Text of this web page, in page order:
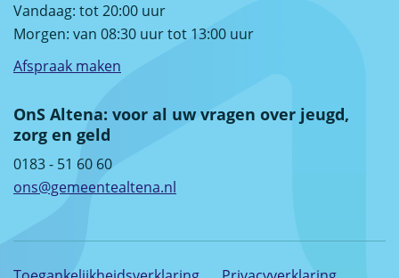
Vandaag: tot 20:00 uur
Morgen: van 08:30 uur tot 13:00 uur
Afspraak maken
OnS Altena: voor al uw vragen over jeugd,
zorg en geld
0183 - 51 60 60
ons@gemeentealtena.nl